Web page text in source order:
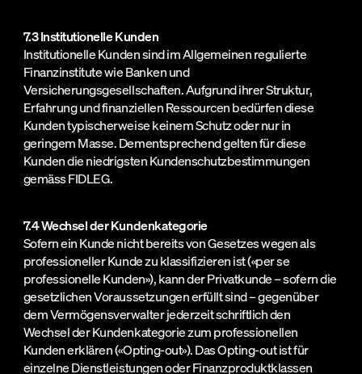
7.3 Institutionelle Kunden
Institutionelle Kunden sind im Allgemeinen regulierte
Finanzinstitute wie Banken und
Versicherungsgesellschaften. Aufgrund ihrer Struktur,
Erfahrung und finanziellen Ressourcen bedürfen diese
Kunden typischerweise keinem Schutz oder nur in
geringem Masse. Dementsprechend gelten für diese
Kunden die niedrigsten Kundenschutzbestimmungen
gemäss FIDLEG.
7.4 Wechsel der Kundenkategorie
Sofern ein Kunde nicht bereits von Gesetzes wegen als
professioneller Kunde zu klassifizieren ist («per se
professionelle Kunden»), kann der Privatkunde – sofern die
gesetzlichen Voraussetzungen erfüllt sind – gegenüber
dem Vermögensverwalter jederzeit schriftlich den
Wechsel der Kundenkategorie zum professionellen
Kunden erklären («Opting-out»). Das Opting-out ist für
einzelne Dienstleistungen oder Finanzproduktklassen